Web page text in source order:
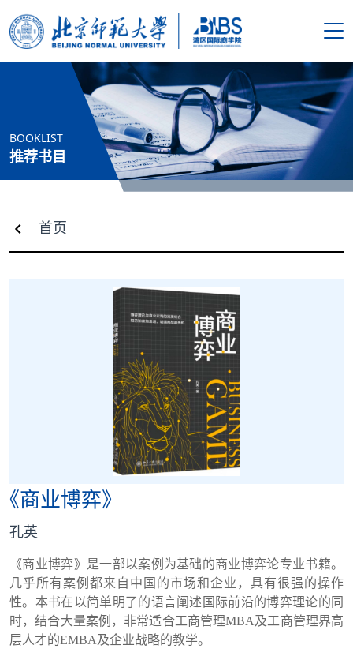
搜索
学院概况
师资队伍
校友服务
人才招聘
BOOKLIST
推荐书目
首页
《商业博弈》
孔英
《商业博弈》是一部以案例为基础的商业博弈论专业书籍。
几乎所有案例都来自中国的市场和企业，具有很强的操作
性。本书在以简单明了的语言阐述国际前沿的博弈理论的同
时，结合大量案例，非常适合工商管理MBA及工商管理界高
层人才的EMBA及企业战略的教学。